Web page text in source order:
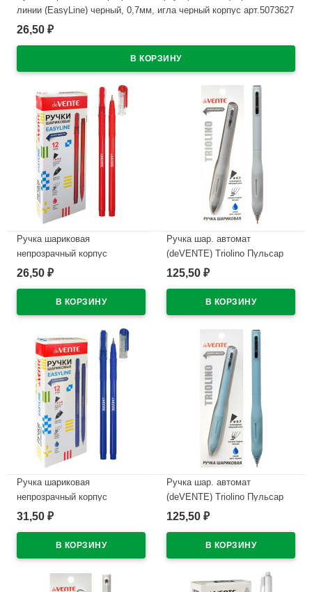
линии (EasyLine) черный, 0,7мм, игла черный корпус арт.5073627
В наличии
26,50 ₽
Ручка шариковая
непрозрачный корпус
(deVENTE) Простые линии
игла красный корпус
арт.5073628
В наличии
26,50 ₽
Ручка шар. автомат
(deVENTE) Triolino Пульсар
(Pulsar) н/
арт.5070611 (Ст12)
125,50 ₽
Ручка шариковая
непрозрачный корпус
(deVENTE) Простые линии
синий корпус арт.5073626
31,50 ₽
Ручка шар. автомат
(deVENTE) Triolino Пульсар
(Pulsar) н/
арт.5070610 (Ст12)
125,50 ₽